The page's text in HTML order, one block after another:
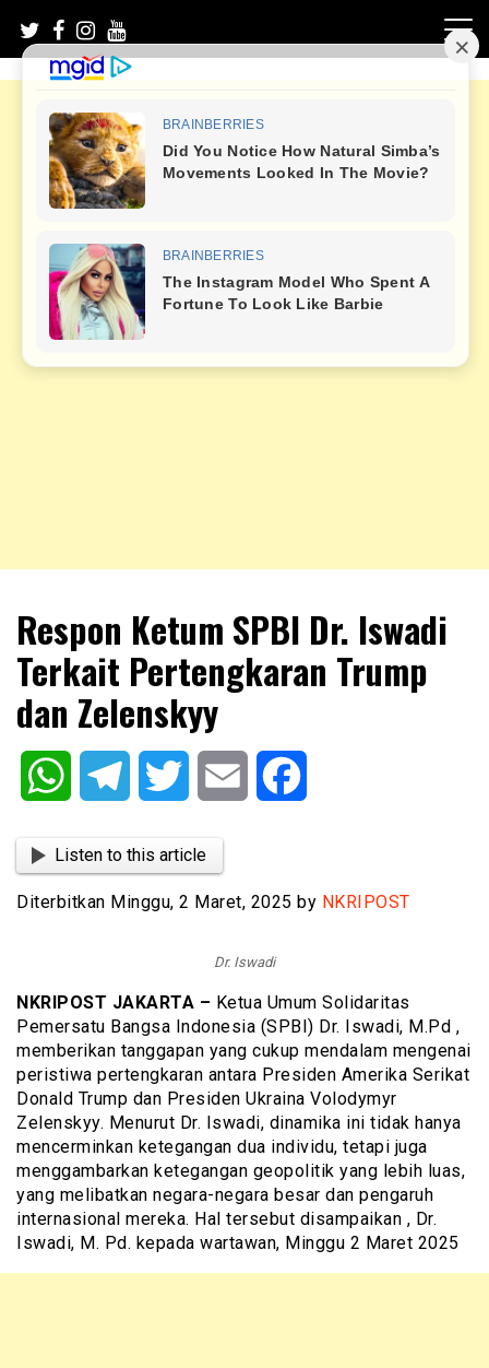
content
NKRIPOST
Respon Ketum SPBI Dr. Iswadi
Terkait Pertengkaran Trump
dan Zelenskyy
WhatsAppTelegram Twitter Email
Listen to this article
Diterbitkan Minggu, 2 Maret, 2025 by NKRIPOST
Dr. Iswadi
NKRIPOST JAKARTA – Ketua Umum Solidaritas
Pemersatu Bangsa Indonesia (SPBI) Dr. Iswadi, M.Pd ,
memberikan tanggapan yang cukup mendalam mengenai
peristiwa pertengkaran antara Presiden Amerika Serikat
Donald Trump dan Presiden Ukraina Volodymyr
Zelenskyy. Menurut Dr. Iswadi, dinamika ini tidak hanya
mencerminkan ketegangan dua individu, tetapi juga
menggambarkan ketegangan geopolitik yang lebih luas,
yang melibatkan negara-negara besar dan pengaruh
internasional mereka. Hal tersebut disampaikan , Dr.
Iswadi, M. Pd. kepada wartawan, Minggu 2 Maret 2025